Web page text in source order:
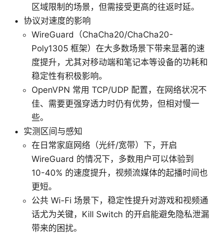
区域限制的场景，但需接受更高的往返时延。
协议对速度的影响
WireGuard（ChaCha20/ChaCha20-
Poly1305 框架）在大多数场景下带来显著的速
度提升，尤其对移动端和笔记本等设备的功耗和
稳定性有积极影响。
OpenVPN 常用 TCP/UDP 配置，在网络状况不
佳、需要更强穿透力时仍有优势，但相对慢一
些。
实测区间与感知
在日常家庭网络（光纤/宽带）下，开启
WireGuard 的情况下，多数用户可以体验到
10-40% 的速度提升，视频流媒体的起播时间也
更短。
公共 Wi-Fi 场景下，稳定性提升对游戏和视频通
话尤为关键，Kill Switch 的开启能避免隐私泄漏
带来的困扰。